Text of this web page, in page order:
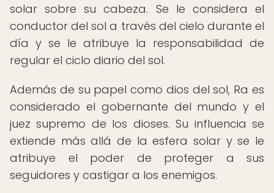
solar sobre su cabeza. Se le considera el
conductor del sol a través del cielo durante el
día y se le atribuye la responsabilidad de
regular el ciclo diario del sol.
Además de su papel como dios del sol, Ra es
considerado el gobernante del mundo y el
juez supremo de los dioses. Su influencia se
extiende más allá de la esfera solar y se le
atribuye el poder de proteger a sus
seguidores y castigar a los enemigos.